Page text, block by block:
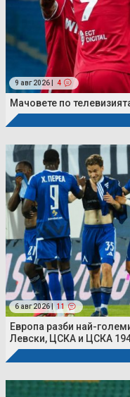
9 авг 2026 | 4
Мачовете по
6 авг 2026 | 11
Европа разби най-
Левски, ЦСКА и ЦСКА